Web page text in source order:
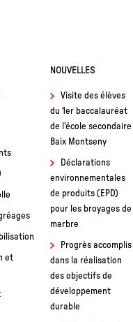
et
NOUVELLES
Visite des élèves
du 1er baccalauréat
de l'école secondaire
Baix Montseny
Déclarations
environnementales
de produits (EPD)
pour les broyages de
marbre
Progrès accomplis
dans la réalisation
des objectifs de
développement
durable